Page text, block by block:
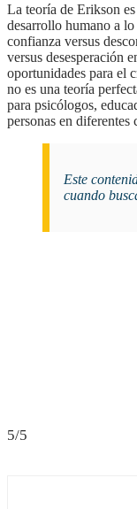
la teoría de Erikson es una herramienta útil para entender el
desarrollo humano a
confianza versus
versus desesperación
oportunidades para el
no es una teoría
para psicólogos,
personas en diferentes
Este contenido también puede ser encontrado
cuando
5/5